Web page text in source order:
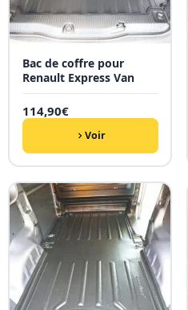
Bac de coffre pour
Renault Express Van
114,90€
Voir